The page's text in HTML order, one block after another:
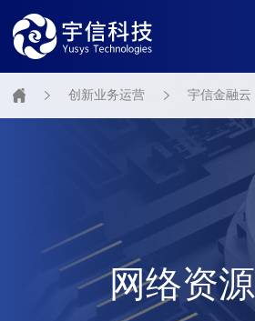
创新业务运营 宇信金融云
网络资源